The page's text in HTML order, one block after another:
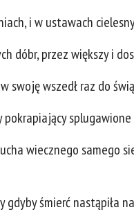
i w ustawach
dóbr, przez większy
swoję wszedł raz do
wiecznego samego
śmierć nastąpiła